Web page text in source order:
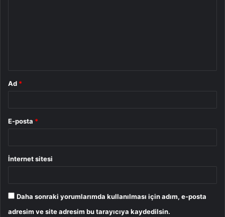
Ad *
E-posta *
İnternet sitesi
Daha sonraki yorumlarımda kullanılması için adım, e-posta
adresim ve site adresim bu tarayıcıya kaydedilsin.